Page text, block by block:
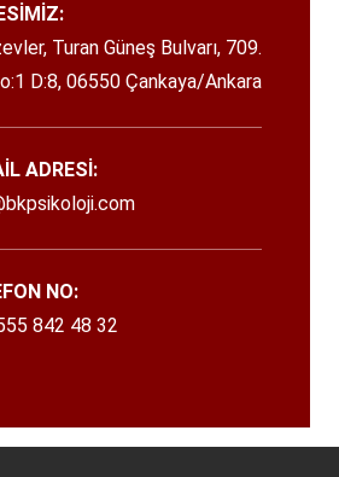
Turan Güneş Bulvarı, 709.
D:8, 06550 Çankaya/Ankara
ADRESİ:
NO:
842 48 32